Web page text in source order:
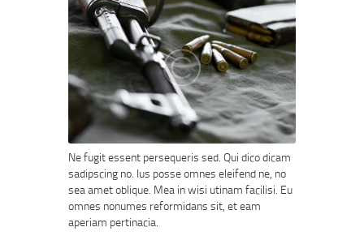
Ne fugit essent persequeris sed. Qui dico dicam
sadipscing no. Ius posse omnes eleifend ne, no
sea amet oblique. Mea in wisi utinam facilisi. Eu
omnes nonumes reformidans sit, et eam
aperiam pertinacia.